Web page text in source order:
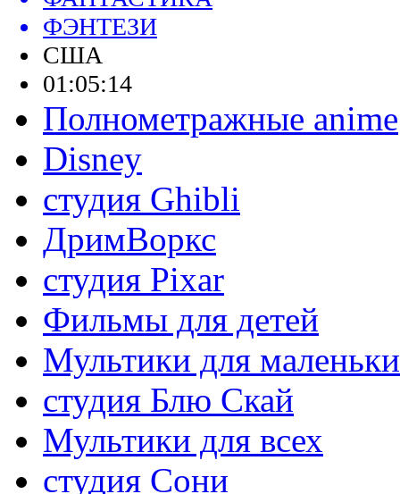
ФЭНТЕЗИ
США
01:05:14
Полнометражные anime
Disney
студия Ghibli
ДримВоркс
студия Pixar
Фильмы для детей
Мультики для
студия Блю Скай
Мультики для всех
студия Сони